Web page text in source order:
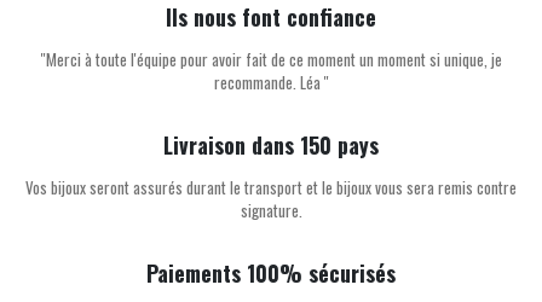
Ils nous font confiance
''Merci à toute l'équipe pour avoir fait de ce moment un moment si unique, je
recommande. Léa ''
Livraison dans 150 pays
Vos bijoux seront assurés durant le transport et le bijoux vous sera remis contre
signature.
Paiements 100% sécurisés